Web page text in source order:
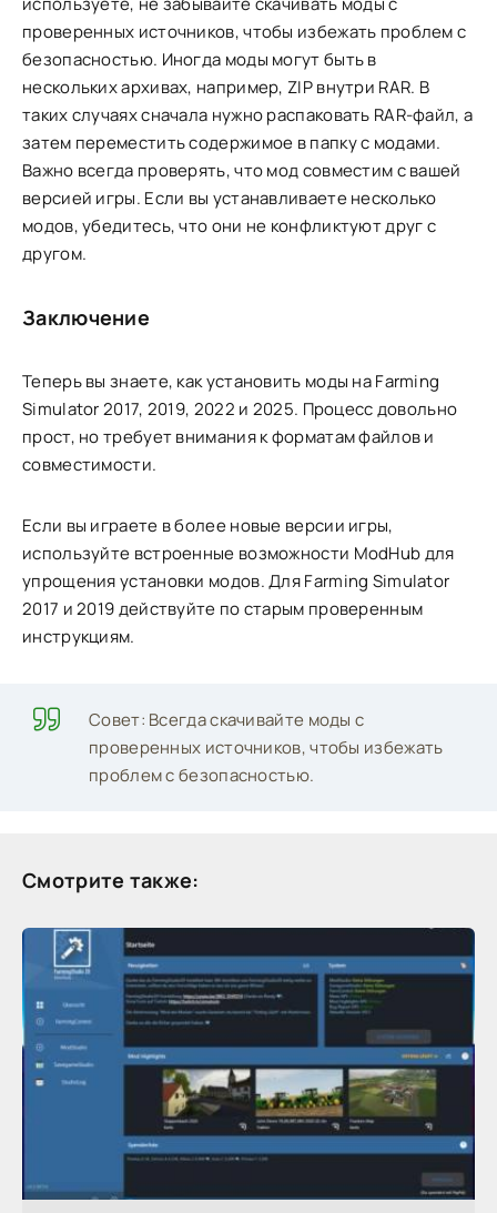
проверенных источников, чтобы избежать проблем с
безопасностью. Иногда моды могут быть в
нескольких архивах, например, ZIP внутри RAR. В
таких случаях сначала нужно распаковать RAR-файл, а
затем переместить содержимое в папку с модами.
Важно всегда проверять, что мод совместим с вашей
версией игры. Если вы устанавливаете несколько
модов, убедитесь, что они не конфликтуют друг с
другом.
Заключение
Теперь вы знаете, как установить моды на Farming
Simulator 2017, 2019, 2022 и 2025. Процесс довольно
прост, но требует внимания к форматам файлов и
совместимости.
Если вы играете в более новые версии игры,
используйте встроенные возможности ModHub для
упрощения установки модов. Для Farming Simulator
2017 и 2019 действуйте по старым проверенным
инструкциям.
Совет: Всегда скачивайте моды с
проверенных источников, чтобы избежать
проблем с безопасностью.
Смотрите также: